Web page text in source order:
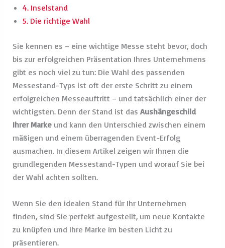
4. Inselstand
5. Die richtige Wahl
Sie kennen es – eine wichtige Messe steht bevor, doch
bis zur erfolgreichen Präsentation Ihres Unternehmens
gibt es noch viel zu tun: Die Wahl des passenden
Messestand-Typs ist oft der erste Schritt zu einem
erfolgreichen Messeauftritt – und tatsächlich einer der
wichtigsten. Denn der Stand ist das Aushängeschild
Ihrer Markeund kann den Unterschied zwischen einem
mäßigen und einem überragenden Event-Erfolg
ausmachen. In diesem Artikel zeigen wir Ihnen die
grundlegenden Messestand-Typen und worauf Sie bei
der Wahl achten sollten.
Wenn Sie den idealen Stand für Ihr Unternehmen
finden, sind Sie perfekt aufgestellt, um neue Kontakte
zu knüpfen und Ihre Marke im besten Licht zu
präsentieren.